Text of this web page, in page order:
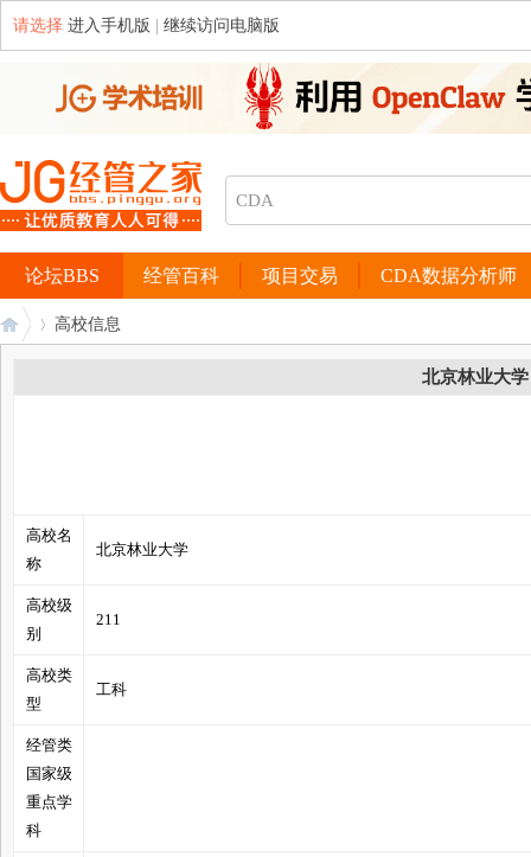
请选择 进入手机版 继续访问电脑版
经管百科 项目交易 CDA数据分析师
论坛BBS
高校信息
北京林业大学
高校名
称
北京林业大学
高校级
别
211
高校类
型
工科
经管类
国家级
重点学
科